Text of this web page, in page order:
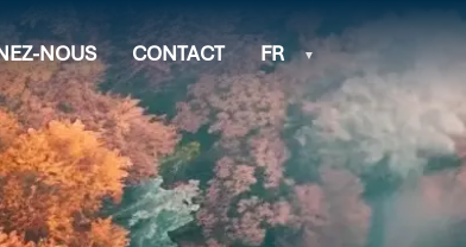
NOUS CONTACT FR